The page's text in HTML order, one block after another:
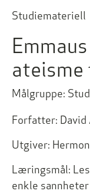
Studiemateriell
ateisme
Målgruppe:
Forfatter: David
Utgiver:
Læringsmål:
enkle